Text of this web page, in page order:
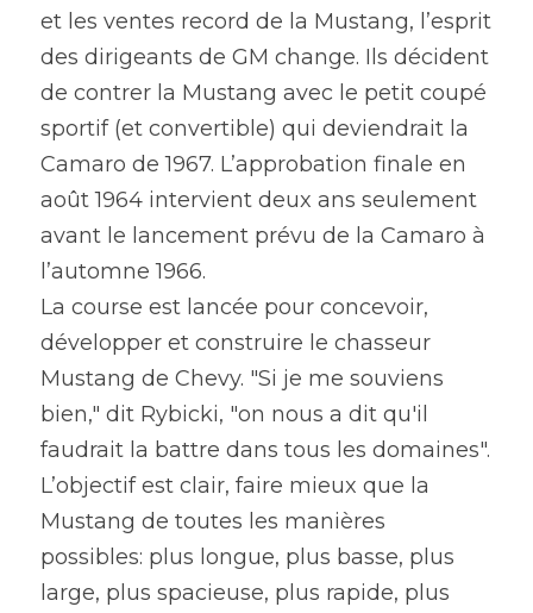
et les ventes record de la Mustang, l’esprit
des dirigeants de GM change. Ils décident
de contrer la Mustang avec le petit coupé
sportif (et convertible) qui deviendrait la
Camaro de 1967. L’approbation finale en
août 1964 intervient deux ans seulement
avant le lancement prévu de la Camaro à
l’automne 1966.
La course est lancée pour concevoir,
développer et construire le chasseur
Mustang de Chevy. "Si je me souviens
bien," dit Rybicki, "on nous a dit qu'il
faudrait la battre dans tous les domaines".
L’objectif est clair, faire mieux que la
Mustang de toutes les manières
possibles: plus longue, plus basse, plus
large, plus spacieuse, plus rapide, plus